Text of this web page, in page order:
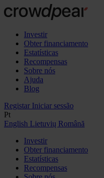
Investir
Obter financiamento
Estatísticas
Recompensas
Sobre nós
Ajuda
Blog
Registar Iniciar sessão
Pt
English Lietuvių Română
Investir
Obter financiamento
Estatísticas
Recompensas